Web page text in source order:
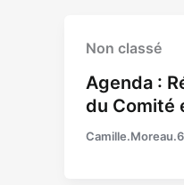
Non classé
Agenda :
du Comité